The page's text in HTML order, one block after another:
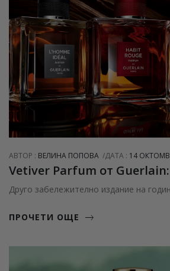
АВТОР : ВЕЛИНА ПОПОВА ДАТА : 14
Vetiver Parfum от Guerlain:
Друго забележително издание на
ПРОЧЕТИ ОЩЕ